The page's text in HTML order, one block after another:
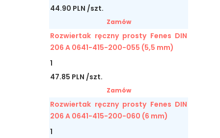
44.90 PLN /szt.
Zamów
Rozwiertak ręczny prosty Fenes DIN
206 A 0641-415-200-055 (5,5 mm)
1
47.85 PLN /szt.
Zamów
Rozwiertak ręczny prosty Fenes DIN
206 A 0641-415-200-060 (6 mm)
1